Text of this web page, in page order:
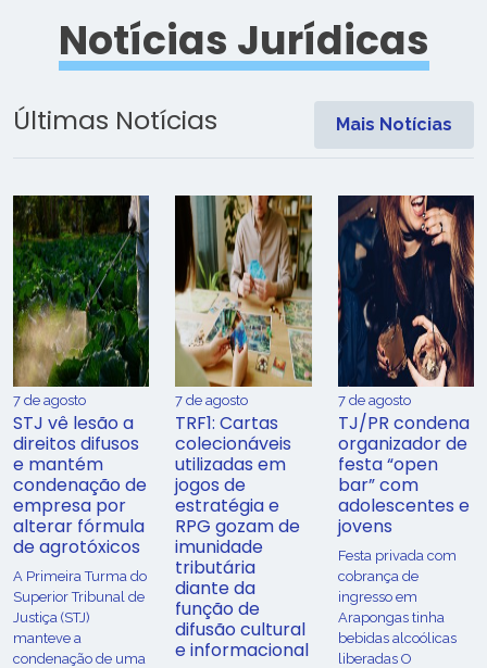
Notícias Jurídicas
Últimas Notícias Mais Notícias
7 de agosto
STJ vê lesão a
direitos difusos
e mantém
condenação de
empresa por
alterar fórmula
de agrotóxicos
​A Primeira Turma do
Superior Tribunal de
Justiça (STJ)
manteve a
condenação de uma
7 de agosto
TRF1: Cartas
colecionáveis
utilizadas em
jogos de
estratégia e
RPG gozam de
imunidade
tributária
diante da
função de
difusão cultural
e informacional
7 de agosto
TJ/PR condena
organizador de
festa “open
bar” com
adolescentes e
jovens
Festa privada com
cobrança de
ingresso em
Arapongas tinha
bebidas alcoólicas
liberadas O